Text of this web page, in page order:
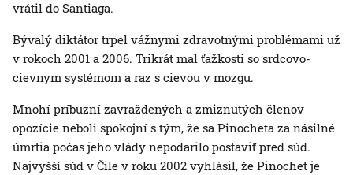
vrátil do Santiaga.
Bývalý diktátor trpel vážnymi zdravotnými problémami už
v rokoch 2001 a 2006. Trikrát mal ťažkosti so srdcovo-
cievnym systémom a raz s cievou v mozgu.
Mnohí príbuzní zavraždených a zmiznutých členov
opozície neboli spokojní s tým, že sa Pinocheta za násilné
úmrtia počas jeho vlády nepodarilo postaviť pred súd.
Najvyšší súd v Čile v roku 2002 vyhlásil, že Pinochet je